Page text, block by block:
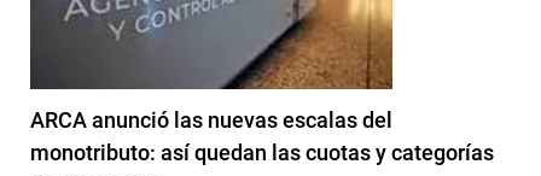
ARCA anunció las nuevas escalas del
monotributo: así quedan las cuotas y categorías